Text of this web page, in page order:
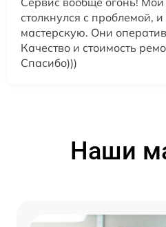
столкнулся с проблемой,
мастерскую. Они
Качество и стоимость
Спасибо)))
Наши